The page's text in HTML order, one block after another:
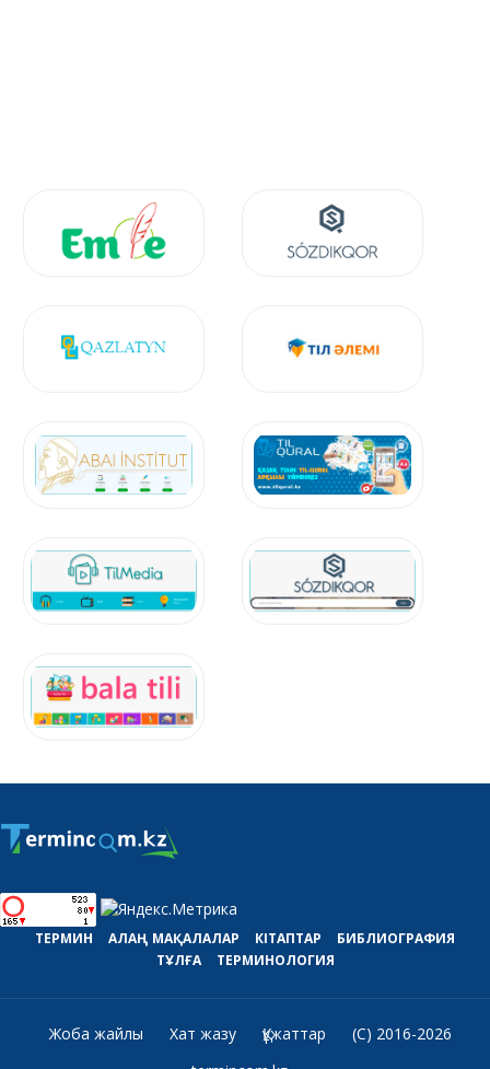
ТЕРМИН АЛАҢ МАҚАЛАЛАР КІТАПТАР
БИБЛИОГРАФИЯ
ТҰЛҒА
ТЕРМИНОЛОГИЯ
Жоба жайлы Хат жазу Құжаттар
(C) 2016-2026